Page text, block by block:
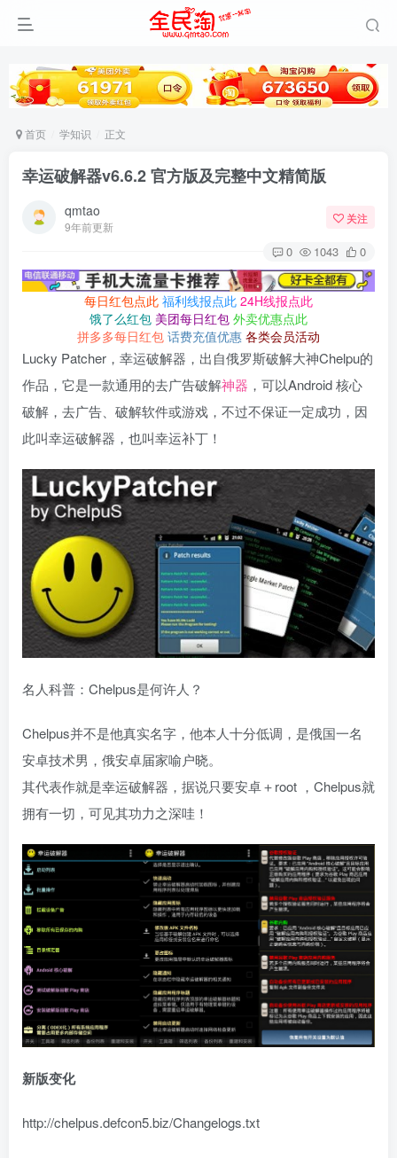
首页 学知识 正文
幸运破解器v6.6.2 官方版及完整中文精简版
qmtao
9年前更新
关注
0 1043 0
每日红包点此 福利线报点此 24H线报点此
饿了么红包 美团每日红包 外卖优惠点此
拼多多每日红包 话费充值优惠 各类会员活动
Lucky Patcher，幸运破解器，出自俄罗斯破解大神Chelpu的
作品，它是一款通用的去广告破解神器 ，可以Android 核心
破解，去广告、破解软件或游戏，不过不保证一定成功，因
此叫幸运破解器，也叫幸运补丁！
名人科普：Chelpus是何许人？
Chelpus并不是他真实名字，他本人十分低调，是俄国一名
安卓技术男，俄安卓届家喻户晓。
其代表作就是幸运破解器，据说只要安卓＋root ，Chelpus就
拥有一切，可见其功力之深哇！
新版变化
http://chelpus.defcon5.biz/Changelogs.txt